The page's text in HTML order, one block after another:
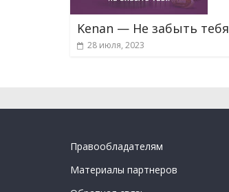
Kenan — Не забыть тебя
28 июля, 2023
Правообладателям
Материалы партнеров